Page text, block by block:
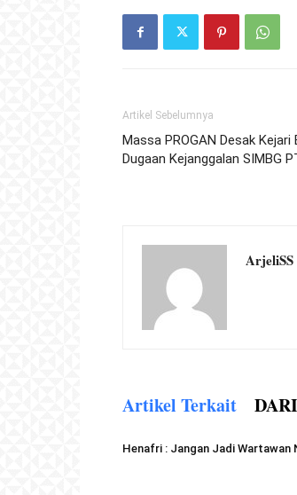
Artikel Sebelumnya
Massa PROGAN Desak Kejari
Dugaan Kejanggalan SIMBG
ArjeliSS
Artikel Terkait
Henafri : Jangan Jadi Wartawan